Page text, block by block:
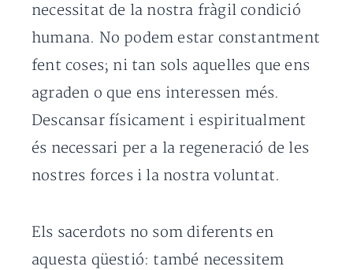
necessitat de la nostra fràgil condició
humana. No podem estar constantment
fent coses; ni tan sols aquelles que ens
agraden o que ens interessen més.
Descansar físicament i espiritualment
és necessari per a la regeneració de les
nostres forces i la nostra voluntat.
Els sacerdots no som diferents en
aquesta qüestió: també necessitem